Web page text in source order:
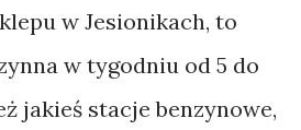
w Jesionikach, to
w tygodniu od 5 do
jakieś stacje benzynowe,